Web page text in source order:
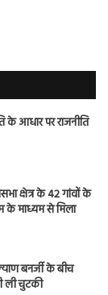
के आधार पर राजनीति
क्षेत्र के 42 गांवों के
के माध्यम से मिला
बनर्जी के बीच
ली चुटकी